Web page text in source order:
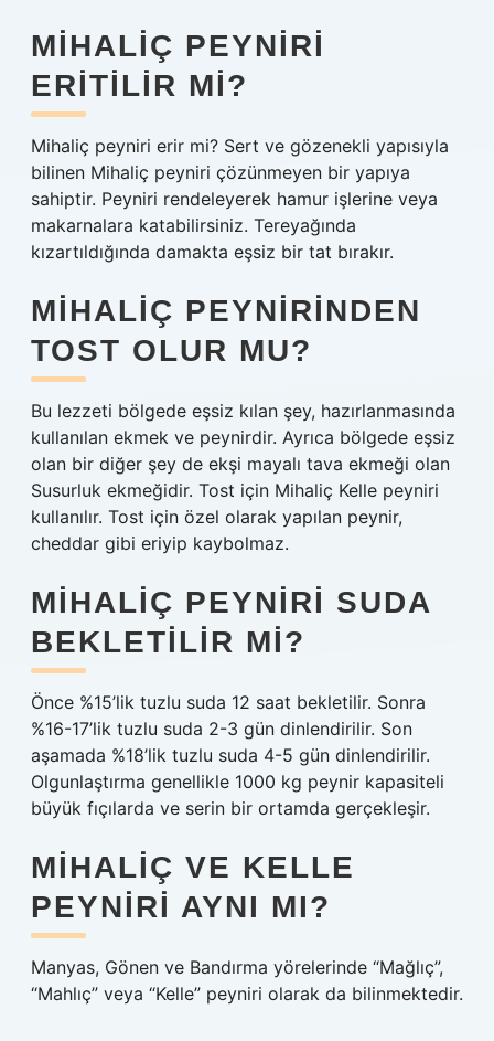
MIHALIÇ PEYNIRI
ERITILIR MI?
Mihaliç peyniri erir mi? Sert ve gözenekli yapısıyla
bilinen Mihaliç peyniri çözünmeyen bir yapıya
sahiptir. Peyniri rendeleyerek hamur işlerine veya
makarnalara katabilirsiniz. Tereyağında
kızartıldığında damakta eşsiz bir tat bırakır.
MIHALIÇ PEYNIRINDEN
TOST OLUR MU?
Bu lezzeti bölgede eşsiz kılan şey, hazırlanmasında
kullanılan ekmek ve peynirdir. Ayrıca bölgede eşsiz
olan bir diğer şey de ekşi mayalı tava ekmeği olan
Susurluk ekmeğidir. Tost için Mihaliç Kelle peyniri
kullanılır. Tost için özel olarak yapılan peynir,
cheddar gibi eriyip kaybolmaz.
MIHALIÇ PEYNIRI SUDA
BEKLETILIR MI?
Önce %15’lik tuzlu suda 12 saat bekletilir. Sonra
%16-17’lik tuzlu suda 2-3 gün dinlendirilir. Son
aşamada %18’lik tuzlu suda 4-5 gün dinlendirilir.
Olgunlaştırma genellikle 1000 kg peynir kapasiteli
büyük fıçılarda ve serin bir ortamda gerçekleşir.
MIHALIÇ VE KELLE
PEYNIRI AYNI MI?
Manyas, Gönen ve Bandırma yörelerinde “Mağlıç”,
“Mahlıç” veya “Kelle” peyniri olarak da bilinmektedir.